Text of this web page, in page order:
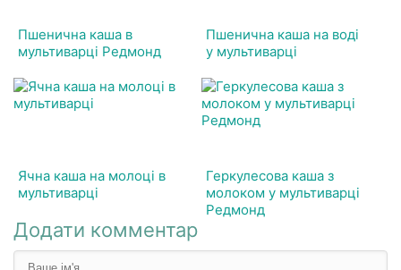
Пшенична каша в
мультиварці Редмонд
Пшенична каша на воді
у мультиварці
Ячна каша на молоці в
мультиварці
Геркулесова каша з
молоком у мультиварці
Редмонд
Додати комментар